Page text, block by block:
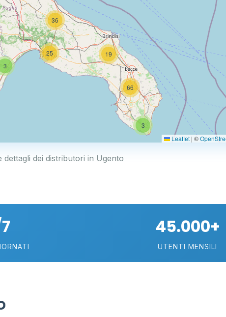
3
66
3
25 19
36
Leaflet | ©
dei distributori in Ugento
45.000+
UTENTI MENSILI